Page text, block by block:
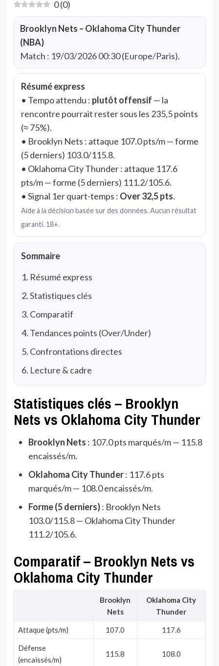
0(0)
Brooklyn Nets – Oklahoma City Thunder
(NBA)
Match : 19/03/2026 00:30 (Europe/Paris).
Résumé express
• Tempo attendu : plutôt offensif — la
rencontre pourrait rester sous les 235,5 points
(≈ 75%).
• Brooklyn Nets : attaque 107.0 pts/m — forme
(5 derniers) 103.0/115.8.
• Oklahoma City Thunder : attaque 117.6
pts/m — forme (5 derniers) 111.2/105.6.
• Signal 1er quart-temps : Over 32,5 pts.
Aide à la décision basée sur des données. Aucun résultat
garanti. 18+.
Sommaire
Résumé express
Statistiques clés
Comparatif
Tendances points (Over/Under)
Confrontations directes
Lecture & cadre
Statistiques clés – Brooklyn
Nets vs Oklahoma City Thunder
Brooklyn Nets : 107.0 pts marqués/m — 115.8
encaissés/m.
Oklahoma City Thunder: 117.6 pts
marqués/m — 108.0 encaissés/m.
Forme (5 derniers): Brooklyn Nets
103.0/115.8 — Oklahoma City Thunder
111.2/105.6.
Comparatif – Brooklyn Nets vs
Oklahoma City Thunder
Brooklyn
Nets
Oklahoma City
Thunder
Attaque (pts/m) 107.0 117.6
Défense
(encaissés/m)
115.8 108.0